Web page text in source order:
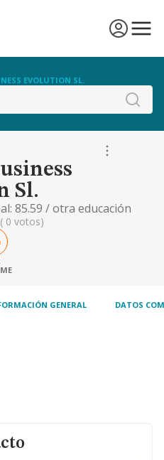
EVOLUTION SL.
Sl.
85.59 / otra educación
70.22 / otras actividades de
empresarial , 47.61 /
de libros en
, 46.19 /
comercio de productos
( 0 votos)
GENERAL DATOS